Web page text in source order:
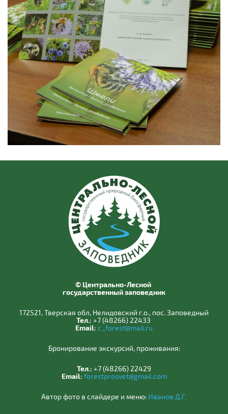
© Центрально-Лесной
государственный заповедник
172521, Тверская обл, Нелидовский г.о., пос. Заповедный
Тел.: +7 (48266) 22433
Email: c_forest@mail.ru
Бронирование экскурсий, проживания:
Тел.: +7 (48266) 22429
Email: forestprosvet@gmail.com
Автор фото в слайдере и меню: Иванов Д.Г.